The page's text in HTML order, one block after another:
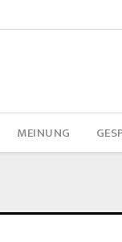
MEINUNG